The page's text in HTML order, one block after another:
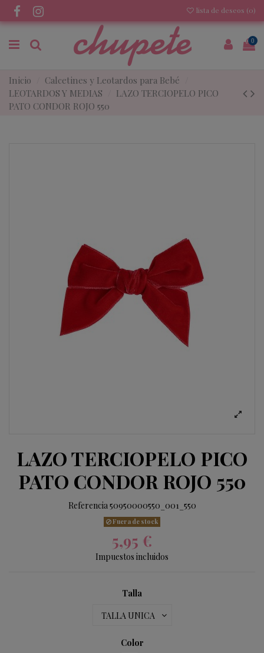
lista de deseos (0)
0
Inicio
Calcetines y Leotardos para Bebé
LEOTARDOS Y MEDIAS
LAZO TERCIOPELO PICO
PATO CONDOR ROJO 550
LAZO TERCIOPELO PICO
PATO CONDOR ROJO 550
Referencia50950000550_001_550
Fuera de stock
5,95 €
Impuestos incluidos
Talla
Color